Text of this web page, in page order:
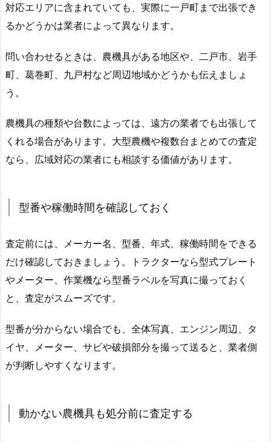
対応エリアに含まれていても、実際に一戸町まで出張でき
るかどうかは業者によって異なります。
問い合わせるときは、農機具がある地区や、二戸市、岩手
町、葛巻町、九戸村など周辺地域かどうかも伝えましょ
う。
農機具の種類や台数によっては、遠方の業者でも出張して
くれる場合があります。大型農機や複数台まとめての査定
なら、広域対応の業者にも相談する価値があります。
型番や稼働時間を確認しておく
査定前には、メーカー名、型番、年式、稼働時間をできる
だけ確認しておきましょう。トラクターなら型式プレート
やメーター、作業機なら型番ラベルを写真に撮っておく
と、査定がスムーズです。
型番が分からない場合でも、全体写真、エンジン周辺、タ
イヤ、メーター、サビや破損部分を撮って送ると、業者側
が判断しやすくなります。
動かない農機具も処分前に査定する